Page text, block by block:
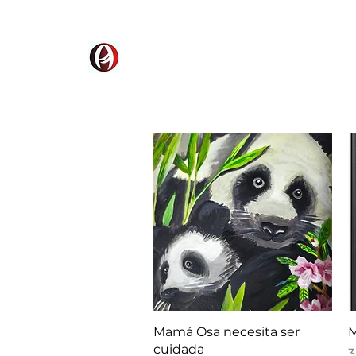
Quick View
Mamá Osa necesita ser
cuidada